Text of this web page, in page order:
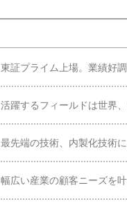
東証プライム上場。業績好
活躍するフィールドは世界
最先端の技術、内製化技術
幅広い産業の顧客ニーズを